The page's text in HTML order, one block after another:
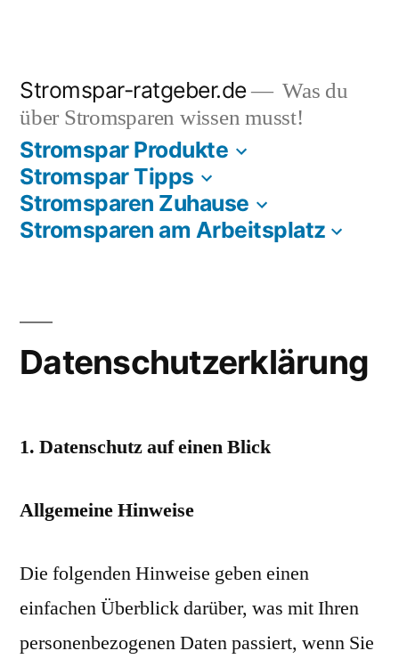
springen
Stromspar-ratgeber.de
Was du
über Stromsparen wissen musst!
Stromspar Produkte
Stromspar Tipps
Stromsparen Zuhause
Stromsparen am Arbeitsplatz
Datenschutzerklärung
1. Datenschutz auf einen Blick
Allgemeine Hinweise
Die folgenden Hinweise geben einen
einfachen Überblick darüber, was mit Ihren
personenbezogenen Daten passiert, wenn Sie